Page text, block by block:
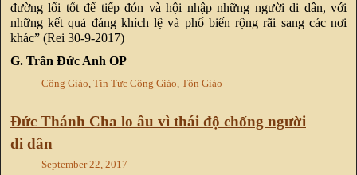
đường lối tốt để tiếp đón và hội nhập những người di dân, với
những kết quả đáng khích lệ và phổ biến rộng rãi sang các nơi
khác” (Rei 30-9-2017)
G. Trần Đức Anh OP
Công Giáo Tin Tức Công Giáo Tôn Giáo
Đức Thánh Cha lo âu vì thái độ chống người
di dân
September 22, 2017